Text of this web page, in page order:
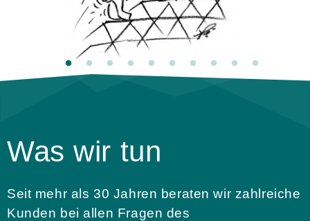
Was wir tun
Seit mehr als 30 Jahren beraten wir zahlreiche
Kunden bei allen Fragen des